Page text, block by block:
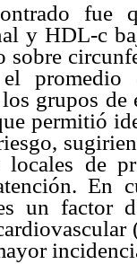
fue
y HDL-c
sobre
el
grupos
permitió
locales de
En
un factor